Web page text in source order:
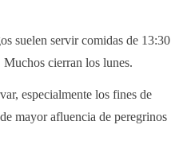
suelen servir comidas de 13:30
cierran los lunes.
especialmente los fines de
mayor afluencia de peregrinos